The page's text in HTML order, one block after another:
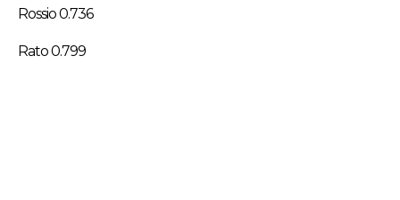
Rossio 0.736
Rato 0.799